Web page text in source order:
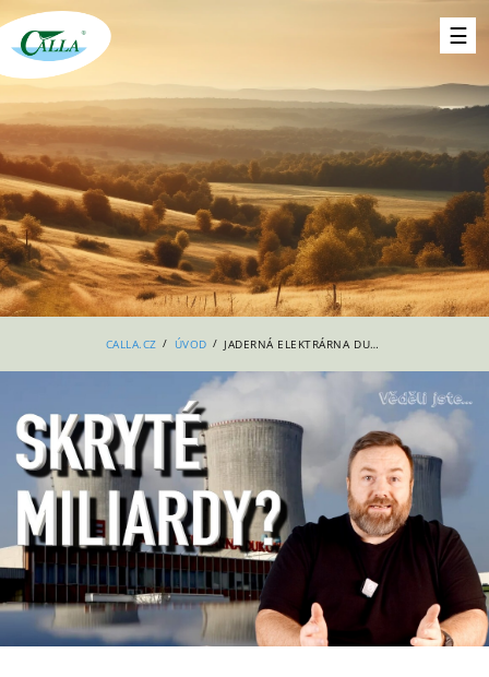
CALLA.CZ / ÚVOD / JADERNÁ ELEKTRÁRNA DUKOVANY: LEVNÁ ENERGIE, NEBO DRAHÝ OMYL?